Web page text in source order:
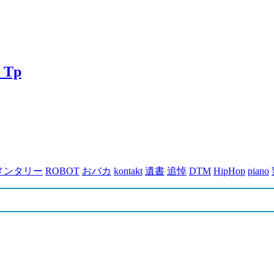
Tp
ンタリー ROBOT おバカ kontakt 遺書 追悼 DTM HipHop piano